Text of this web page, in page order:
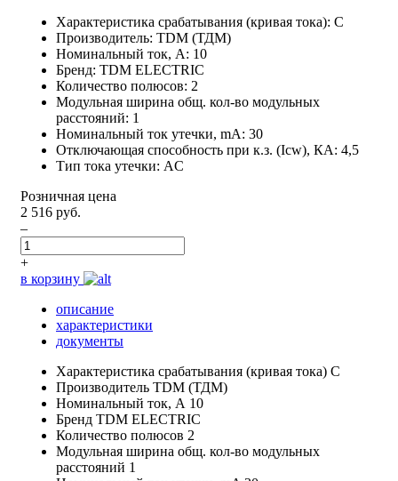
Характеристика срабатывания (кривая тока): C
Производитель: TDM (ТДМ)
Номинальный ток, А: 10
Бренд: TDM ELECTRIC
Количество полюсов: 2
Модульная ширина общ. кол-во модульных
расстояний: 1
Номинальный ток утечки, mA: 30
Отключающая способность при к.з. (Icw), КА: 4,5
Тип тока утечки: AC
Розничная цена
2 516 руб.
–
+
в корзину
описание
характеристики
документы
Характеристика срабатывания (кривая тока) C
Производитель TDM (ТДМ)
Номинальный ток, А 10
Бренд TDM ELECTRIC
Количество полюсов 2
Модульная ширина общ. кол-во модульных
расстояний 1